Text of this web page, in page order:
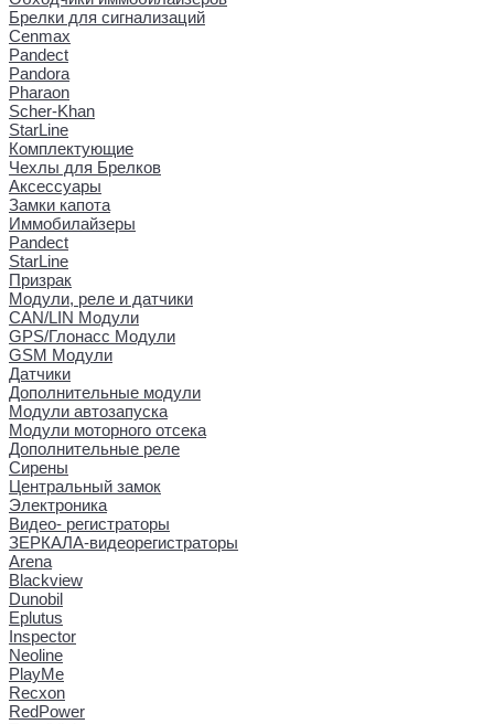
Брелки для сигнализаций
Cenmax
Pandect
Pandora
Pharaon
Scher-Khan
StarLine
Комплектующие
Чехлы для Брелков
Аксессуары
Замки капота
Иммобилайзеры
Pandect
StarLine
Призрак
Модули, реле и датчики
CAN/LIN Модули
GPS/Глонасс Модули
GSM Модули
Датчики
Дополнительные модули
Модули автозапуска
Модули моторного отсека
Дополнительные реле
Сирены
Центральный замок
Электроника
Видео- регистраторы
ЗЕРКАЛА-видеорегистраторы
Arena
Blackview
Dunobil
Eplutus
Inspector
Neoline
PlayMe
Recxon
RedPower